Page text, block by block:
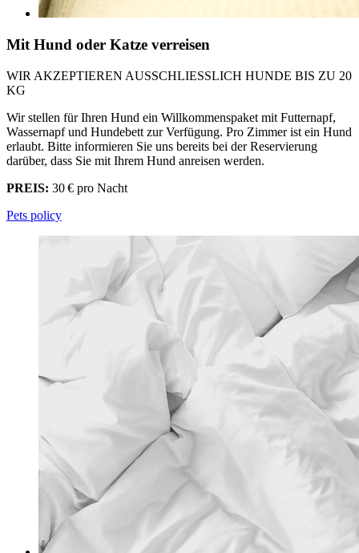
Mit Hund oder Katze verreisen
WIR AKZEPTIEREN AUSSCHLIESSLICH HUNDE BIS ZU 20
KG
Wir stellen für Ihren Hund ein Willkommenspaket mit Futternapf,
Wassernapf und Hundebett zur Verfügung. Pro Zimmer ist ein Hund
erlaubt. Bitte informieren Sie uns bereits bei der Reservierung
darüber, dass Sie mit Ihrem Hund anreisen werden.
PREIS: 30 € pro Nacht
Pets policy